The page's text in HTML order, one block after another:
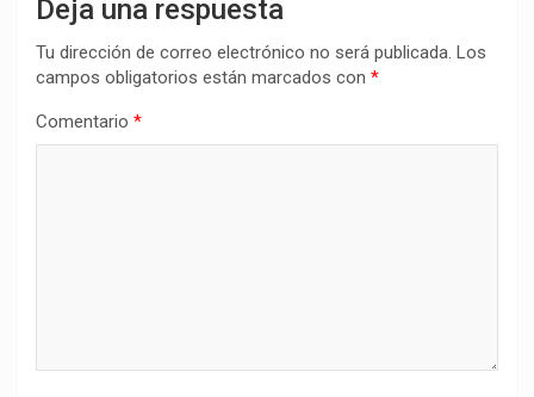
Deja una respuesta
Tu dirección de correo electrónico no será publicada. Los
campos obligatorios están marcados con *
Comentario *